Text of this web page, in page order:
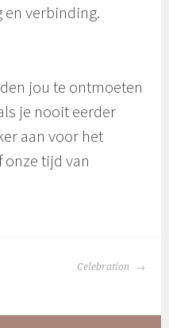
verbinding.
jou te ontmoeten
je nooit eerder
aan voor het
tijd van
Celebration